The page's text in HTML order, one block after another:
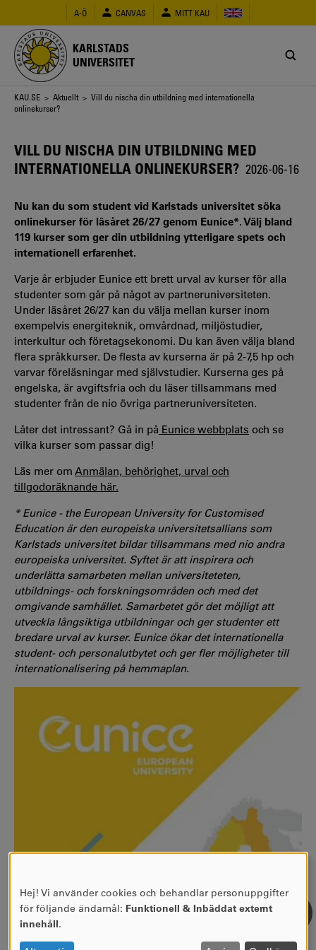
huvudinnehåll
A-Ö CANVAS MITT KAU
KARLSTADS
UNIVERSITET
Länkstig
KAU.SE > Aktuellt > Vill du nischa din utbildning med internationella
onlinekurser?
VILL DU NISCHA DIN UTBILDNING MED
INTERNATIONELLA ONLINEKURSER? 2026-06-16
Nu kan du som student vid Karlstads universitet söka
onlinekurser för läsåret 26/27 genom Eunice*. Välj bland
119 kurser som ger din utbildning ytterligare spets och
internationell erfarenhet.
Varje år erbjuder Eunice ett brett urval av kurser för alla
studenter som går på något av partneruniversiteten.
Under läsåret 26/27 kan du välja mellan kurser inom
exempelvis energiteknik, omvårdnad, miljöstudier,
interkultur och företagsekonomi. Du kan även välja bland
flera språkkurser. De flesta av kurserna är på 2-7,5 hp och
varvar föreläsningar med självstudier. Kurserna ges på
engelska, är avgiftsfria och du läser tillsammans med
studenter från de nio övriga partneruniversiteten.
Låter det intressant? Gå in på Eunice webbplats och se
vilka kurser som passar dig!
Läs mer om Anmälan, behörighet, urval och
tillgodoräknande här.
* Eunice - the European University for Customised
Education är den europeiska universitetsallians som
Karlstads universitet bildar tillsammans med nio andra
europeiska universitet. Syftet är att inspirera och
underlätta samarbeten mellan universiteteten,
utbildnings- och forskningsområden och med det
omgivande samhället. Samarbetet gör det möjligt att
utveckla långsiktiga utbildningar och ger studenter ett
bredare urval av kurser. Eunice ökar det internationella
student- och personalutbytet och ger fler möjligheter till
internationalisering på hemmaplan.
ANVÄNDNING
AV
Hej! Vi använder cookies och behandlar personuppgifter
för följande ändamål: Funktionell & Inbäddat externt
innehåll.